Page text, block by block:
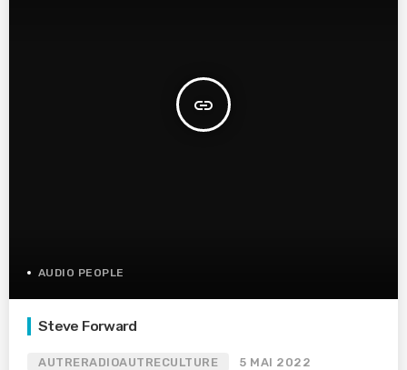
insert_link
AUDIO PEOPLE
Steve Forward
AUTRERADIOAUTRECULTURE 5 MAI 2022